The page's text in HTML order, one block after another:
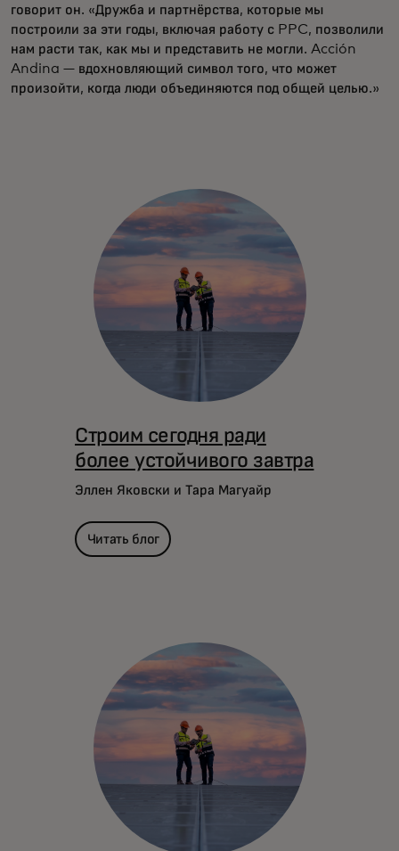
говорит он. «Дружба и партнёрства, которые мы
построили за эти годы, включая работу с PPC, позволили
нам расти так, как мы и представить не могли. Acción
Andina — вдохновляющий символ того, что может
произойти, когда люди объединяются под общей целью.»
Строим сегодня ради
более устойчивого завтра
Эллен Яковски и Тара Магуайр
Читать блог